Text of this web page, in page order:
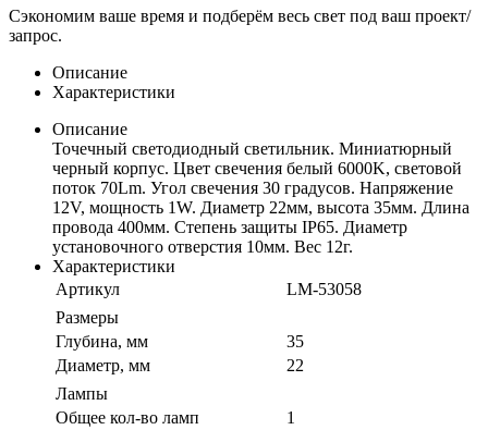
Сэкономим ваше время и подберём весь свет под ваш проект/
запрос.
Описание
Характеристики
Описание
Точечный светодиодный светильник. Миниатюрный
черный корпус. Цвет свечения белый 6000K, световой
поток 70Lm. Угол свечения 30 градусов. Напряжение
12V, мощность 1W. Диаметр 22мм, высота 35мм. Длина
провода 400мм. Степень защиты IP65. Диаметр
установочного отверстия 10мм. Вес 12г.
Характеристики
Артикул
LM-53058
Размеры
Глубина, мм
35
Диаметр, мм
22
Лампы
Общее кол-во ламп
1